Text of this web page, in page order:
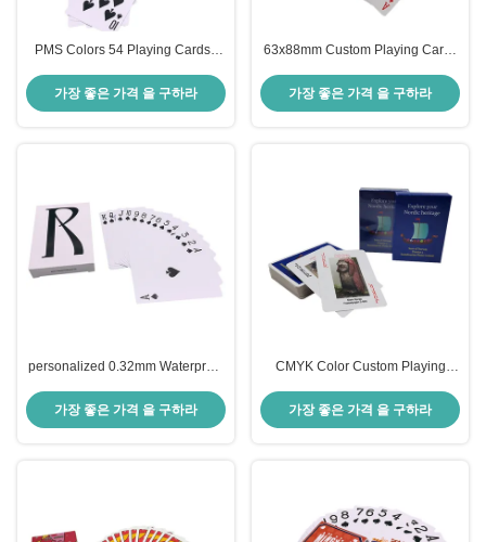
PMS Colors 54 Playing Cards ,
가장 좋은 가격 을 구하라
63x88mm Custom Playing Cards
가장 좋은 가격 을 구하라
personalized 0.32mm Waterproof
Colors
가장 좋은 가격 을 구하라
CMYK Color Custom Playing
Round Corner Finishing
가장 좋은 가격 을 구하라